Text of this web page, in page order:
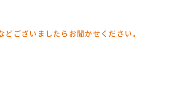
ございましたらお聞かせください。